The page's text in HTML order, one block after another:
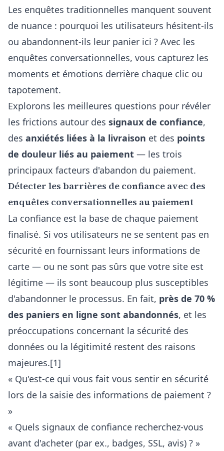
Les enquêtes traditionnelles manquent souvent
de nuance : pourquoi les utilisateurs hésitent-ils
ou abandonnent-ils leur panier ici ? Avec les
enquêtes conversationnelles, vous capturez les
moments et émotions derrière chaque clic ou
tapotement.
Explorons les meilleures questions pour révéler
les frictions autour des signaux de confiance,
des anxiétés liées à la livraison et des points
de douleur liés au paiement — les trois
principaux facteurs d'abandon du paiement.
Détecter les barrières de confiance avec des
enquêtes conversationnelles au paiement
La confiance est la base de chaque paiement
finalisé. Si vos utilisateurs ne se sentent pas en
sécurité en fournissant leurs informations de
carte — ou ne sont pas sûrs que votre site est
légitime — ils sont beaucoup plus susceptibles
d'abandonner le processus. En fait, près de 70 %
des paniers en ligne sont abandonnés, et les
préoccupations concernant la sécurité des
données ou la légitimité restent des raisons
majeures.[1]
« Qu'est-ce qui vous fait vous sentir en sécurité
lors de la saisie des informations de paiement ?
»
« Quels signaux de confiance recherchez-vous
avant d'acheter (par ex., badges, SSL, avis) ? »